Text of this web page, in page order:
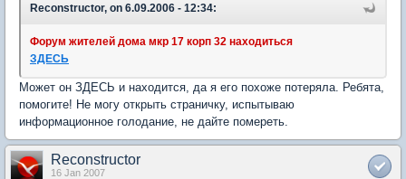
Reconstructor, on 6.09.2006 - 12:34:
Форум жителей дома мкр 17 корп 32 находиться
ЗДЕСЬ
Может он ЗДЕСЬ и находится, да я его похоже потеряла. Ребята,
помогите! Не могу открыть страничку, испытываю
информационное голодание, не дайте помереть.
Reconstructor
16 Jan 2007